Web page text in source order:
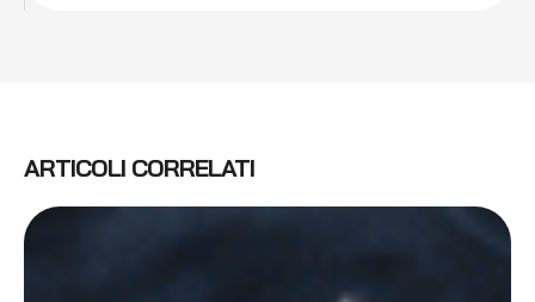
ARTICOLI CORRELATI